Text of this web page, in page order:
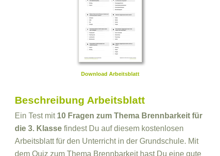
Download Arbeitsblatt
Beschreibung Arbeitsblatt
Ein Test mit 10 Fragen zum Thema Brennbarkeit für
die 3. Klasse findest Du auf diesem kostenlosen
Arbeitsblatt für den Unterricht in der Grundschule. Mit
dem Quiz zum Thema Brennbarkeit hast Du eine gute